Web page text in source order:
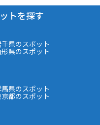
トを探す
県のスポット
形県のスポット
県のスポット
都のスポット